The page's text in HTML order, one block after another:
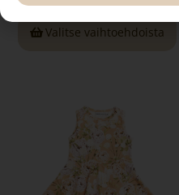
Valitse vaihtoehdoista